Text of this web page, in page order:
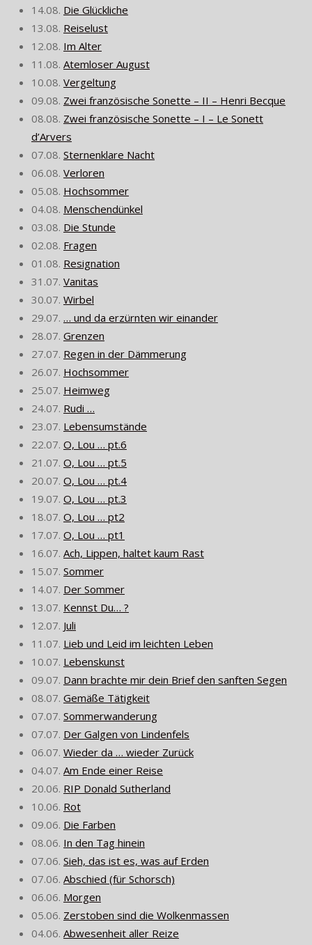
14.08. Die Glückliche
13.08. Reiselust
12.08. Im Alter
11.08. Atemloser August
10.08. Vergeltung
09.08. Zwei französische Sonette – II – Henri Becque
08.08. Zwei französische Sonette – I – Le Sonett
d’Arvers
07.08. Sternenklare Nacht
06.08. Verloren
05.08. Hochsommer
04.08. Menschendünkel
03.08. Die Stunde
02.08. Fragen
01.08. Resignation
31.07. Vanitas
30.07. Wirbel
29.07. … und da erzürnten wir einander
28.07. Grenzen
27.07. Regen in der Dämmerung
26.07. Hochsommer
25.07. Heimweg
24.07. Rudi …
23.07. Lebensumstände
22.07. O, Lou … pt.6
21.07. O, Lou … pt.5
20.07. O, Lou … pt.4
19.07. O, Lou … pt.3
18.07. O, Lou … pt2
17.07. O, Lou … pt1
16.07. Ach, Lippen, haltet kaum Rast
15.07. Sommer
14.07. Der Sommer
13.07. Kennst Du… ?
12.07. Juli
11.07. Lieb und Leid im leichten Leben
10.07. Lebenskunst
09.07. Dann brachte mir dein Brief den sanften Segen
08.07. Gemäße Tätigkeit
07.07. Sommerwanderung
07.07. Der Galgen von Lindenfels
06.07. Wieder da … wieder Zurück
04.07. Am Ende einer Reise
20.06. RIP Donald Sutherland
10.06. Rot
09.06. Die Farben
08.06. In den Tag hinein
07.06. Sieh, das ist es, was auf Erden
07.06. Abschied (für Schorsch)
06.06. Morgen
05.06. Zerstoben sind die Wolkenmassen
04.06. Abwesenheit aller Reize